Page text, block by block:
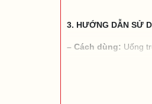
3. HƯỚNG DẪN SỬ
– Cách dùng: Uống